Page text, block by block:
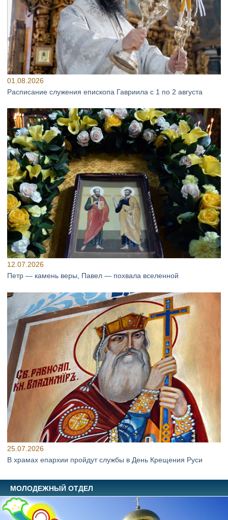
01.08.2026
Расписание служения епископа Гавриила с 1 по 2 августа
12.07.2026
Петр — камень веры, Павел — похвала вселенной
25.07.2026
В храмах епархии пройдут службы в День Крещения Руси
МОЛОДЕЖНЫЙ ОТДЕЛ